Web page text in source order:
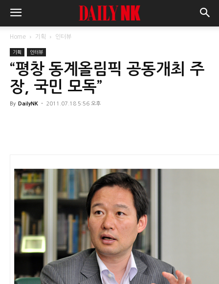
Home 기획 인터뷰
기획 인터뷰
“평창 동계올림픽 공동개최 주
장, 국민 모독”
By DailyNK - 2011.07.18 5:56 오후